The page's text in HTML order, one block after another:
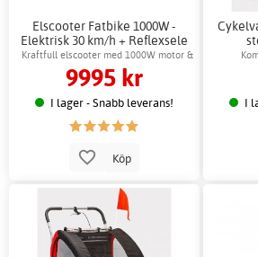
Elscooter Fatbike 1000W -
Elektrisk 30 km/h + Reflexsele
Kraftfull elscooter med 1000W motor &
skivbromsar
9995 kr
I lager - Snabb leverans!
Köp
I